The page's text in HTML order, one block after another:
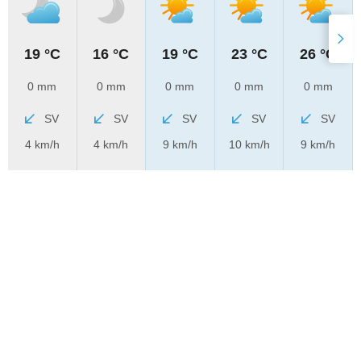
19 °C
0 mm
SV
4 km/h
16 °C
0 mm
SV
4 km/h
19 °C
0 mm
SV
9 km/h
23 °C
0 mm
SV
10 km/h
26 °C
0 mm
SV
9 km/h